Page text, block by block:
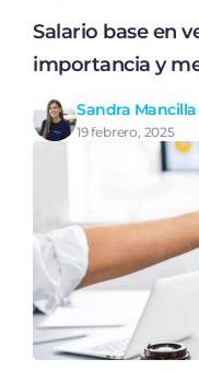
Salario base en
importancia y
Sandra Mancilla
19 febrero, 2025